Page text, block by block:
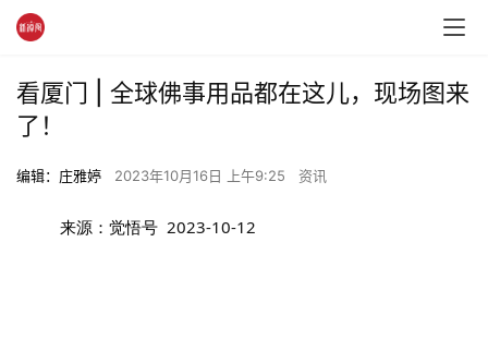
看厦门 | 全球佛事用品都在这儿，现场图来
了！
编辑：庄雅婷 2023年10月16日 上午9:25 资讯
来源：觉悟号 2023-10-12